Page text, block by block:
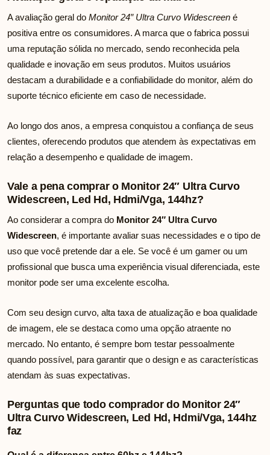
A avaliação geral do Monitor 24″ Ultra Curvo Widescreen é
positiva entre os consumidores. A marca que o fabrica possui
uma reputação sólida no mercado, sendo reconhecida pela
qualidade e inovação em seus produtos. Muitos usuários
destacam a durabilidade e a confiabilidade do monitor, além do
suporte técnico eficiente em caso de necessidade.
Ao longo dos anos, a empresa conquistou a confiança de seus
clientes, oferecendo produtos que atendem às expectativas em
relação a desempenho e qualidade de imagem.
Vale a pena comprar o Monitor 24″ Ultra Curvo
Widescreen, Led Hd, Hdmi/Vga, 144hz?
Ao considerar a compra do Monitor 24″ Ultra Curvo
Widescreen, é importante avaliar suas necessidades e o tipo de
uso que você pretende dar a ele. Se você é um gamer ou um
profissional que busca uma experiência visual diferenciada, este
monitor pode ser uma excelente escolha.
Com seu design curvo, alta taxa de atualização e boa qualidade
de imagem, ele se destaca como uma opção atraente no
mercado. No entanto, é sempre bom testar pessoalmente
quando possível, para garantir que o design e as características
atendam às suas expectativas.
Perguntas que todo comprador do Monitor 24″
Ultra Curvo Widescreen, Led Hd, Hdmi/Vga, 144hz
faz